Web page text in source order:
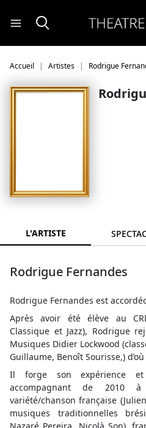
Accueil Artistes Rodrigue
L'ARTISTE
Rodrigue Fernandes
Rodrigue Fernandes est
Après avoir été élève au
Classique et Jazz), Rodrigue
Musiques Didier Lockwood
Guillaume, Benoît Sourisse,)
Il forge son expérience
accompagnant de 2010
variété/chanson française
musiques traditionnelles